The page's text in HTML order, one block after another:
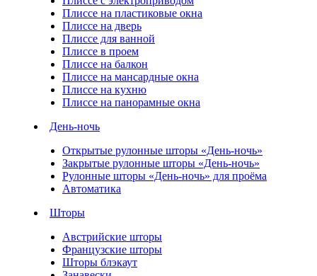
Плиссе на пластиковые окна
Плиссе на дверь
Плиссе для ванной
Плиссе в проем
Плиссе на балкон
Плиссе на мансардные окна
Плиссе на кухню
Плиссе на панорамные окна
День-ночь
Открытые рулонные шторы «День-ночь»
Закрытые рулонные шторы «День-ночь»
Рулонные шторы «День-ночь» для проёма
Автоматика
Шторы
Австрийские шторы
Французские шторы
Шторы блэкаут